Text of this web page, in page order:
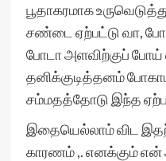
பூதாகரமாக
சண்டை ஏற்பட்டு வா,
போடா அளவிற்குப் போய்
தனிக்குடித்தனம்
சம்மதத்தோடு இந்த
இதையெல்லாம் விட
காரணம் ,. எனக்கும் என்